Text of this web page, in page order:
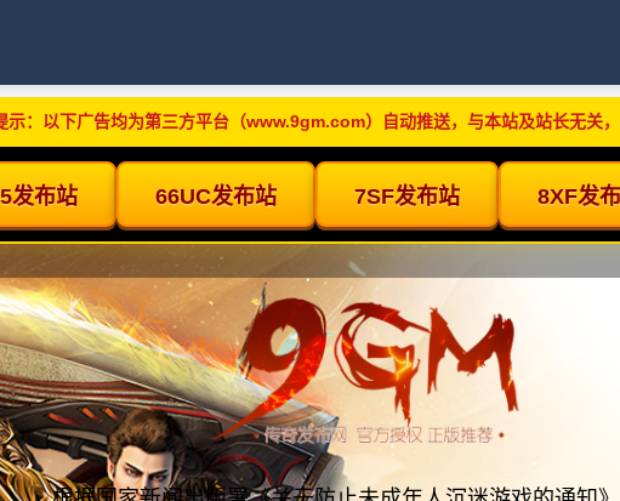
示：以下广告均为第三方平台（www.9gm.com）自动推送，与本站及站长无关，